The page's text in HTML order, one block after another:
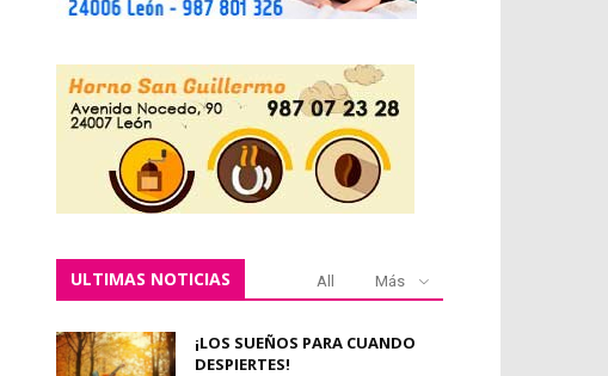
ULTIMAS NOTICIAS All Más
¡LOS SUEÑOS PARA CUANDO
DESPIERTES!